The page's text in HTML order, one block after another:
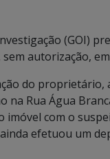
(GOI)
autorização, em
do proprietário,
Rua Água
imóvel com o
efetuou um